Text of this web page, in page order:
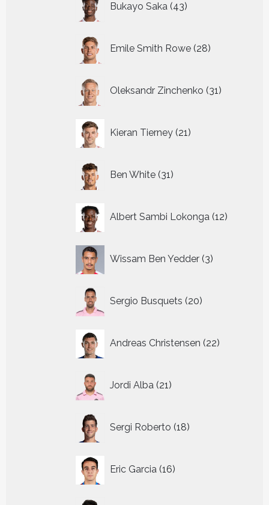
Bukayo Saka 43
producten
Emile Smith Rowe 28
producten
Oleksandr Zinchenko 31
producten
Kieran Tierney 21
producten
Ben White 31
producten
Albert Sambi Lokonga 12
Wissam Ben Yedder 3
producten
Sergio Busquets 20
producten
Andreas Christensen 22
producten
Jordi Alba 21
producten
Sergi Roberto 18
producten
Eric Garcia 16
producten